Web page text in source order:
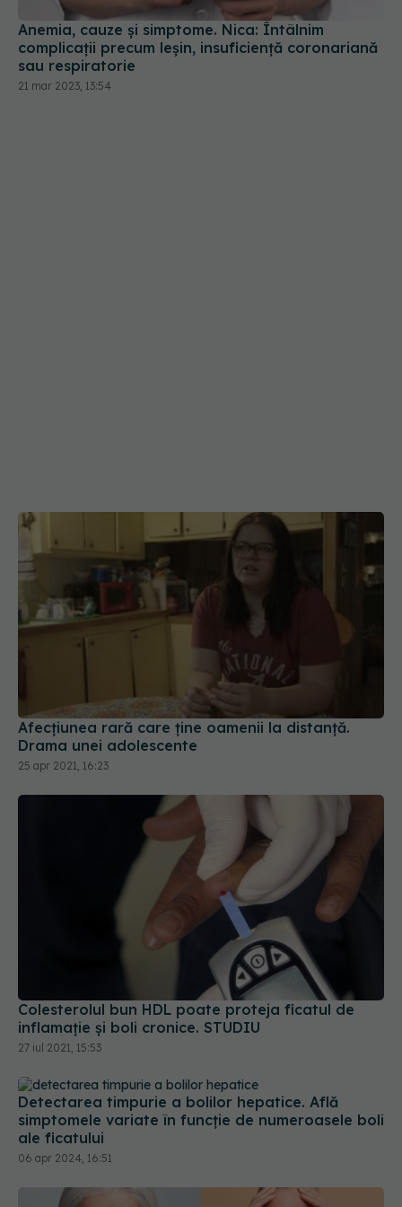
21 mar 2023, 13:54
Afecțiunea rară care ține oamenii la distanță.
Colesterolul bun HDL poate proteja ficatul de
inflamație și boli cronice. STUDIU
Detectarea timpurie a bolilor hepatice. Află
simptomele variate în funcție de numeroasele boli
06 apr 2024, 16:51